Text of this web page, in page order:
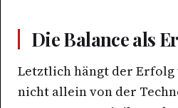
Die Balance als
Letztlich hängt der Erfolg
nicht allein von der